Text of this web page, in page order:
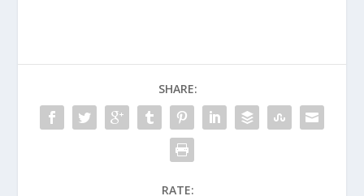
SHARE:
RATE: